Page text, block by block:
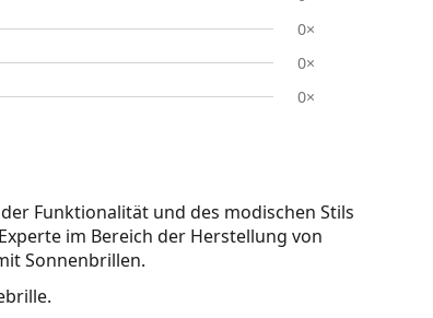
0×
0×
0×
Funktionalität und des modischen Stils
im Bereich der Herstellung von
Sonnenbrillen.